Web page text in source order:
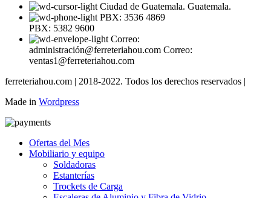
Ciudad de Guatemala. Guatemala.
PBX: 3536 4869
PBX: 5382 9600
Correo:
administración@ferreteriahou.com Correo:
ventas1@ferreteriahou.com
ferreteriahou.com | 2018-2022. Todos los derechos reservados |
Made in Wordpress
Ofertas del Mes
Mobiliario y equipo
Soldadoras
Estanterías
Trockets de Carga